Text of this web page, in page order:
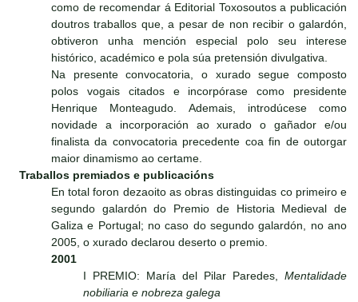
como de recomendar á Editorial Toxosoutos a publicación
doutros traballos que, a pesar de non recibir o galardón,
obtiveron unha mención especial polo seu interese
histórico, académico e pola súa pretensión divulgativa.
Na presente convocatoria, o xurado segue composto
polos vogais citados e incorpórase como presidente
Henrique Monteagudo. Ademais, introdúcese como
novidade a incorporación ao xurado o gañador e/ou
finalista da convocatoria precedente coa fin de outorgar
maior dinamismo ao certame.
Traballos premiados e publicacións
En total foron dezaoito as obras distinguidas co primeiro e
segundo galardón do Premio de Historia Medieval de
Galiza e Portugal; no caso do segundo galardón, no ano
2005, o xurado declarou deserto o premio.
2001
I PREMIO: María del Pilar Paredes, Mentalidade
nobiliaria e nobreza galega